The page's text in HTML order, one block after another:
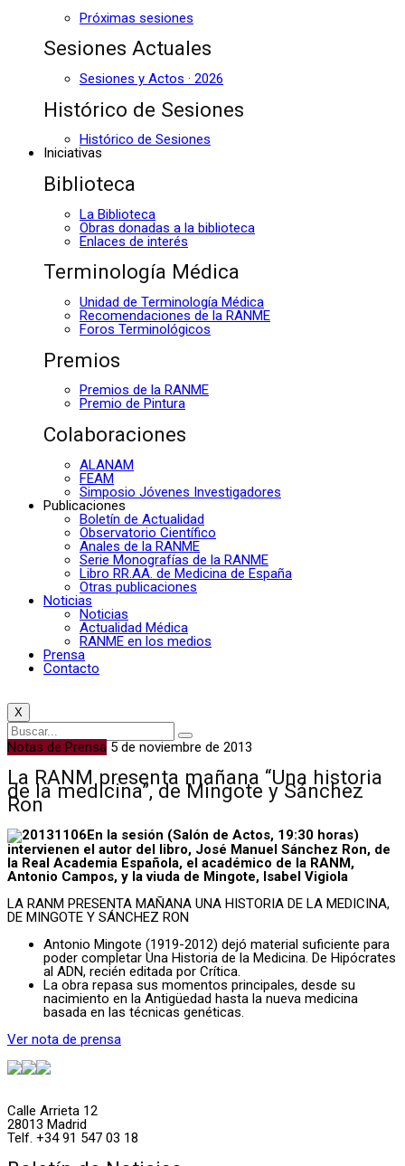
Próximas sesiones
Sesiones Actuales
Sesiones y Actos · 2026
Histórico de Sesiones
Histórico de Sesiones
Iniciativas
Biblioteca
La Biblioteca
Obras donadas a la biblioteca
Enlaces de interés
Terminología Médica
Unidad de Terminología Médica
Recomendaciones de la RANME
Foros Terminológicos
Premios
Premios de la RANME
Premio de Pintura
Colaboraciones
ALANAM
FEAM
Simposio Jóvenes Investigadores
Publicaciones
Boletín de Actualidad
Observatorio Científico
Anales de la RANME
Serie Monografías de la RANME
Libro RR.AA. de Medicina de España
Otras publicaciones
Noticias
Noticias
Actualidad Médica
RANME en los medios
Prensa
Contacto
X
Notas de Prensa 5 de noviembre de 2013
La RANM presenta mañana “Una historia
de la medicina”, de Mingote y Sánchez
Ron
En la sesión (Salón de Actos, 19:30 horas)
intervienen el autor del libro, José Manuel Sánchez Ron, de
la Real Academia Española, el académico de la RANM,
Antonio Campos, y la viuda de Mingote, Isabel Vigiola
LA RANM PRESENTA MAÑANA UNA HISTORIA DE LA MEDICINA,
DE MINGOTE Y SÁNCHEZ RON
Antonio Mingote (1919-2012) dejó material suficiente para
poder completar Una Historia de la Medicina. De Hipócrates
al ADN, recién editada por Crítica.
La obra repasa sus momentos principales, desde su
nacimiento en la Antigüedad hasta la nueva medicina
basada en las técnicas genéticas.
Ver nota de prensa
Calle Arrieta 12
28013 Madrid
Telf. +34 91 547 03 18